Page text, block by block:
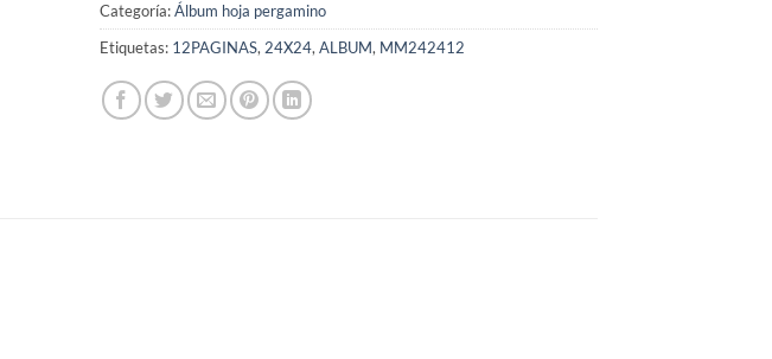
Categoría:Álbum hoja pergamino
Etiquetas: 12PAGINAS,24X24,ALBUM, MM242412